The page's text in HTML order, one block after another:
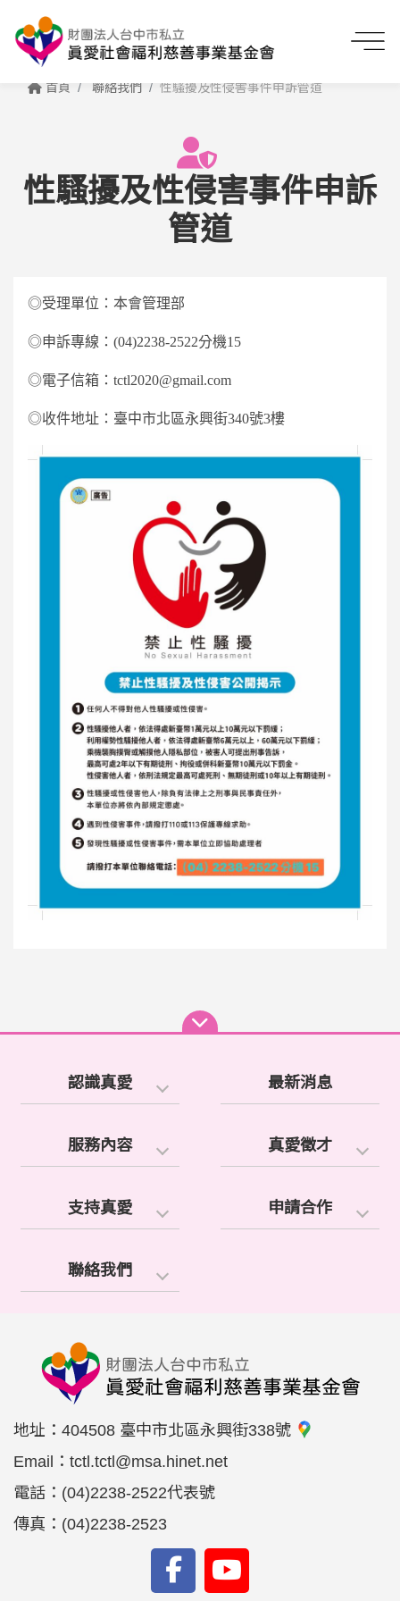
首頁 聯絡我們 性騷擾及性侵害事件申訴管道
性騷擾及性侵害事件申訴
管道
◎受理單位：本會管理部
◎申訴專線：(04)2238-2522分機15
◎電子信箱：tctl2020@gmail.com
◎收件地址： 臺中市北區永興街340號3樓
認識真愛 最新消息
服務內容 真愛徵才
支持真愛 申請合作
聯絡我們
地址： 404508 臺中市北區永興街338號
Email： tctl.tctl@msa.hinet.net
電話： (04)2238-2522代表號
傳真： (04)2238-2523